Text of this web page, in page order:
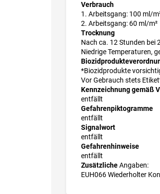
Verbrauch
1. Arbeitsgang: 100 ml/
2. Arbeitsgang: 60 ml/m²
Trocknung
Nach ca. 12 Stunden bei
Niedrige Temperaturen,
*Biozidprodukte
Vor Gebrauch stets
Kennzeichnung gemäß
entfällt
Gefahrenpiktogramme
entfällt
Signalwort
entfällt
Gefahrenhinweise
entfällt
ZusätzlicheAngaben:
EUH066 Wiederholter